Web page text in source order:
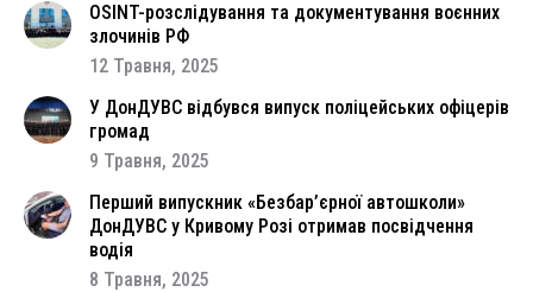
OSINT-розслідування та документування воєнних
злочинів РФ
12 Травня, 2025
У ДонДУВС відбувся випуск поліцейських офіцерів
громад
9 Травня, 2025
Перший випускник «Безбар’єрної автошколи»
ДонДУВС у Кривому Розі отримав посвідчення
водія
8 Травня, 2025